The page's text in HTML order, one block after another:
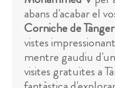
abans d'acabar el
Corniche de Tànger
vistes
mentre gaudiu
visites gratuïtes a